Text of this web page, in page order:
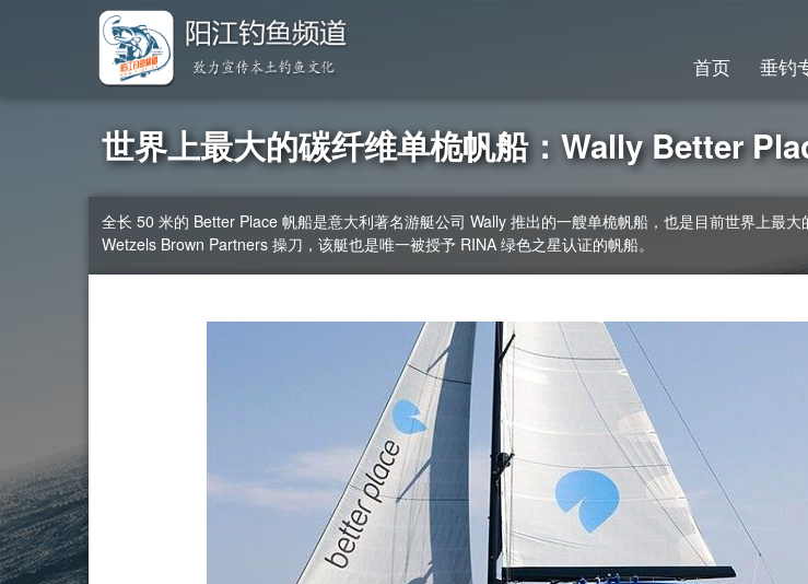
首页 垂钓
世界上最大的碳纤维单桅帆船：Wally Better
全长 50 米的 Better Place 帆船是意大利著名游艇公司 Wally 推出的一艘单桅帆船，也是目前世界上最
Wetzels Brown Partners 操刀，该艇也是唯一被授予 RINA 绿色之星认证的帆船。